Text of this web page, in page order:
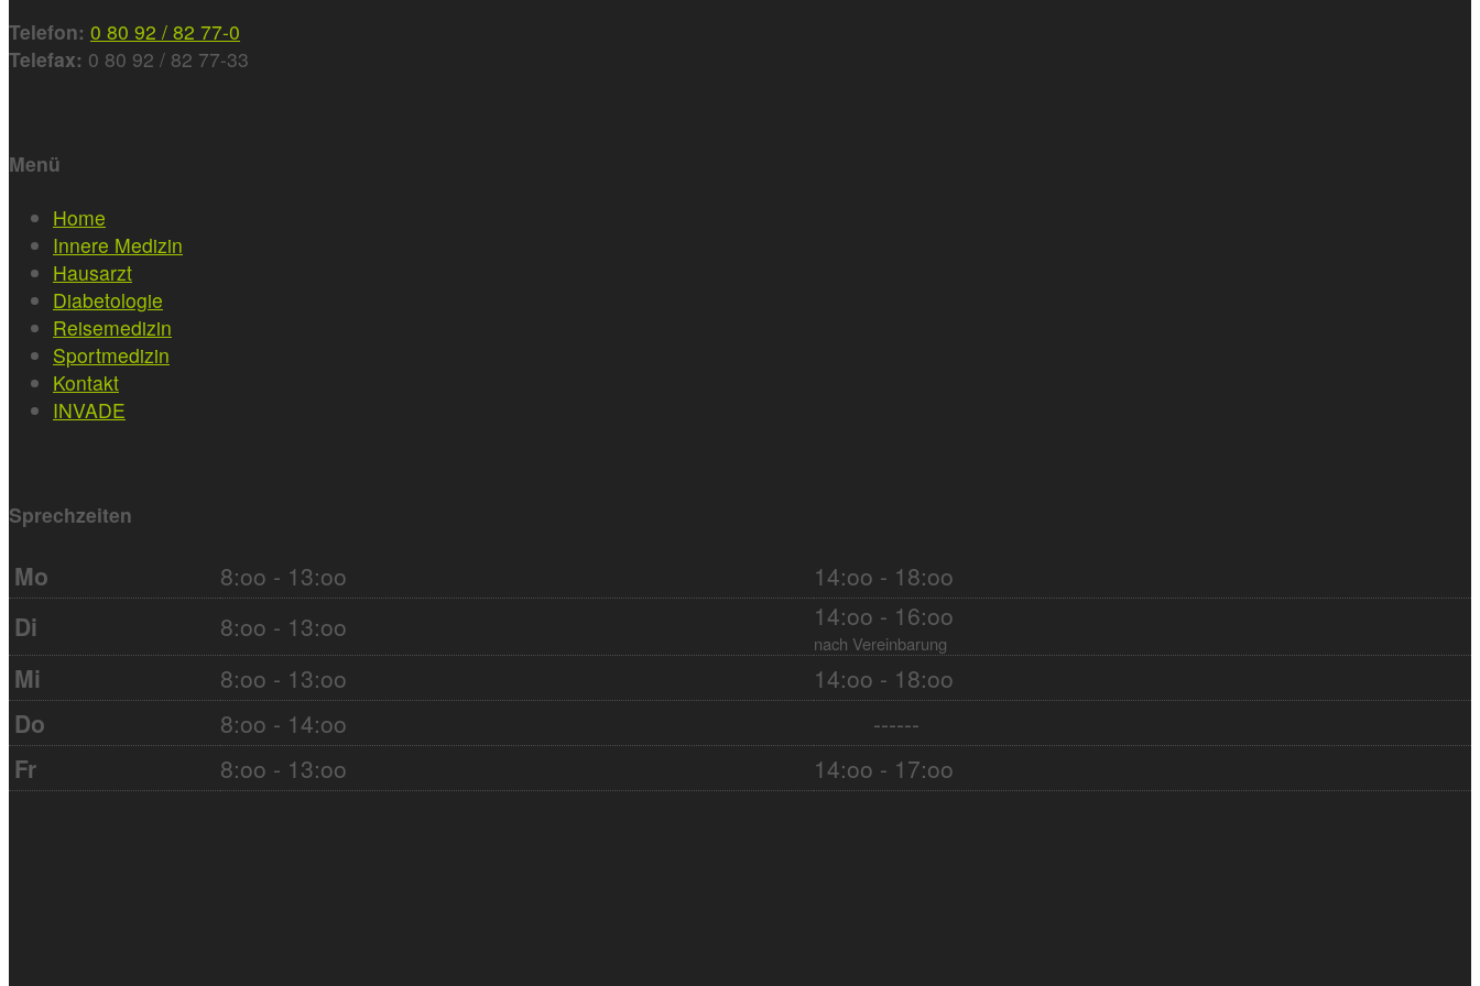
Telefon: 0 80 92 / 82 77-0
Telefax: 0 80 92 / 82 77-33
Menü
Home
Innere Medizin
Hausarzt
Diabetologie
Reisemedizin
Sportmedizin
Kontakt
INVADE
Sprechzeiten
Mo 8:oo - 13:oo
14:oo - 18:oo
Di
8:oo - 13:oo 14:oo - 16:oo
nach Vereinbarung
Mi 8:oo - 13:oo
14:oo - 18:oo
Do
8:oo - 14:oo
------
Fr
8:oo - 13:oo 14:oo - 17:oo